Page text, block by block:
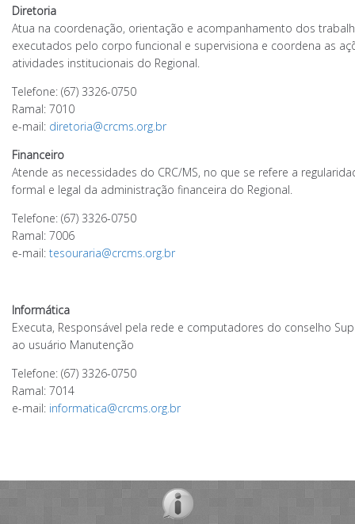
Diretoria
Atua na coordenação, orientação e acompanhamento dos
executados pelo corpo funcional e supervisiona e coordena as
atividades institucionais do Regional.
Telefone: (67) 3326-0750
Ramal: 7010
e-mail: diretoria@crcms.org.br
Financeiro
Atende as necessidades do CRC/MS, no que se refere a
formal e legal da administração financeira do Regional.
Telefone: (67) 3326-0750
Ramal: 7006
e-mail: tesouraria@crcms.org.br
Informática
Executa, Responsável pela rede e computadores do conselho
ao usuário Manutenção
Telefone: (67) 3326-0750
Ramal: 7014
e-mail: informatica@crcms.org.br